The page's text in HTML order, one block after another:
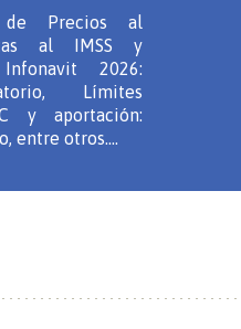
Precios al
al IMSS y
2026:
Límites
y aportación:
entre otros....